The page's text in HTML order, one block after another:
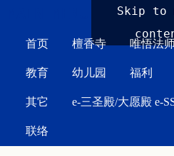
Skip to
首页 檀香寺 唯悟法
教育 幼儿园 福利
其它 e-三圣殿/大愿殿 e-
联络